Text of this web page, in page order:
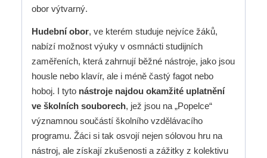
obor výtvarný.
Hudební obor, ve kterém studuje nejvíce žáků,
nabízí možnost výuky v osmnácti studijních
zaměřeních, která zahrnují běžné nástroje, jako jsou
housle nebo klavír, ale i méně častý fagot nebo
hoboj. I tyto nástroje najdou okamžité uplatnění
ve školních souborech, jež jsou na „Popelce“
významnou součástí školního vzdělávacího
programu. Žáci si tak osvojí nejen sólovou hru na
nástroj, ale získají zkušenosti a zážitky z kolektivu